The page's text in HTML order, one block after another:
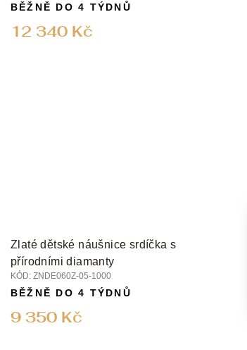
12 340 Kč
BĚŽNĚ DO 4 TÝDNŮ
Zlaté dětské náušnice srdíčka s
přírodními diamanty
KÓD: ZNDE060Z-05-1000
9 350 Kč
BĚŽNĚ DO 4 TÝDNŮ